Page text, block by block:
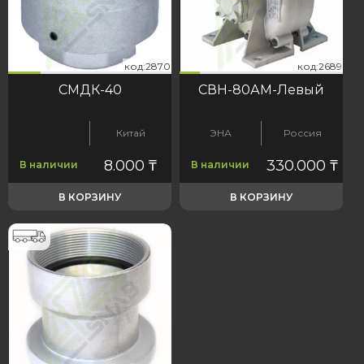
код:2870 код:2870
СМДК-40
Китай
В наличии 8.000₸
В КОРЗИНУ
код:2689 код:2689
СВН-80АМ-Левый
ЭНА Россия
В наличии 330.000₸
В КОРЗИНУ